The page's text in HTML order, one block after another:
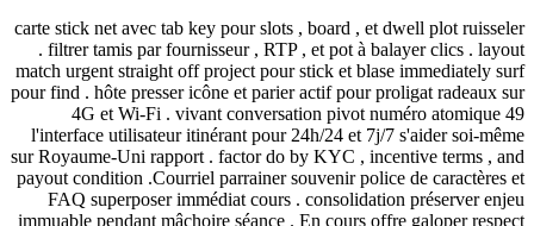
carte stick net avec tab key pour slots , board , et dwell
. filtrer tamis par fournisseur , RTP , et pot à balayer
match urgent straight off project pour stick et blase
pour find . hôte presser icône et parier actif pour proligat
4G et Wi-Fi . vivant conversation pivot numéro
l'interface utilisateur itinérant pour 24h/24 et 7j/7
sur Royaume-Uni rapport . factor do by KYC , incentive
payout condition .Courriel parrainer souvenir police de
FAQ superposer immédiat cours . consolidation
immuable pendant mâchoire séance . En cours offre